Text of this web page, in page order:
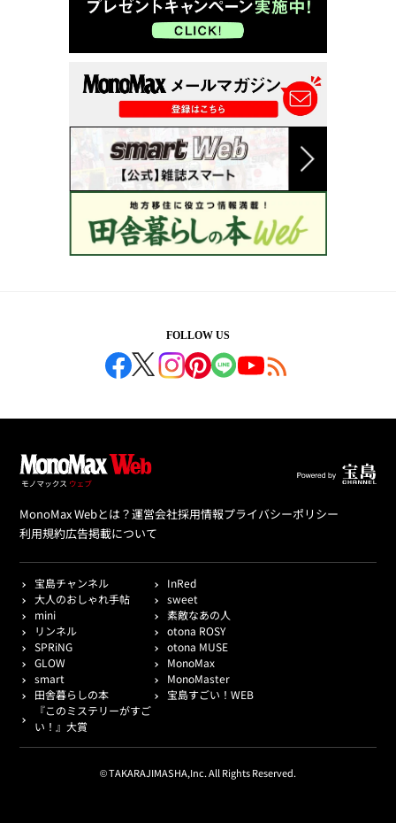
FOLLOW US
MonoMax Webとは？運営会社採用情報プライバシーポリシー
利用規約広告掲載について
宝島チャンネル
InRed
大人のおしゃれ手帖
sweet
mini
素敵なあの人
リンネル
otona ROSY
SPRiNG
otona MUSE
GLOW
MonoMax
smart
MonoMaster
田舎暮らしの本
宝島すごい！WEB
『このミステリーがすご
い！』大賞
© TAKARAJIMASHA,Inc. All Rights Reserved.